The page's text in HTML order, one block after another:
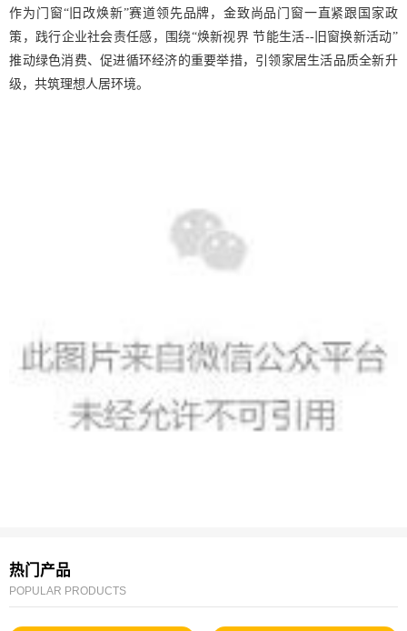
作为门窗“旧改焕新”赛道领先品牌，金致尚品门窗一直紧跟国家政
策，践行企业社会责任感，围绕“焕新视界 节能生活--旧窗换新活动”
推动绿色消费、促进循环经济的重要举措，引领家居生活品质全新升
级，共筑理想人居环境。
热门产品
POPULAR PRODUCTS